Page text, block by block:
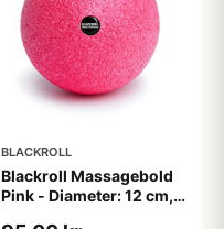
BLACKROLL
Blackroll Massagebold
Pink - Diameter: 12 cm,